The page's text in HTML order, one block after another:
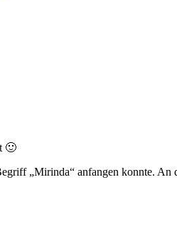
🙂
„Mirinda“ anfangen konnte.